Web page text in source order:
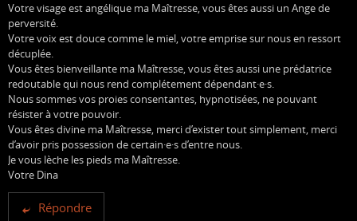
Votre visage est angélique ma Maîtresse, vous êtes aussi un Ange de
perversité.
Votre voix est douce comme le miel, votre emprise sur nous en ressort
décuplée.
Vous êtes bienveillante ma Maîtresse, vous êtes aussi une prédatrice
redoutable qui nous rend complétement dépendant·e·s.
Nous sommes vos proies consentantes, hypnotisées, ne pouvant
résister à votre pouvoir.
Vous êtes divine ma Maîtresse, merci d’exister tout simplement, merci
d’avoir pris possession de certain·e·s d’entre nous.
Je vous lèche les pieds ma Maîtresse.
Votre Dina
Répondre